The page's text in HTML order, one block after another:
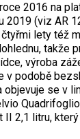
2016 na
2019 (viz AR
lety též
takže
výroba
v podobě
se v
II 2,1 litru,